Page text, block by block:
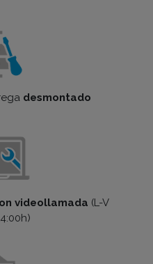
desmontado
videollamada (L-V